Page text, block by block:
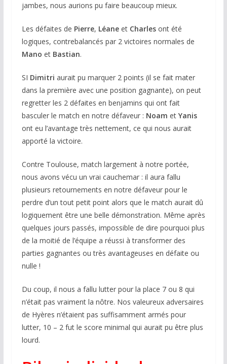
jambes, nous aurions pu faire beaucoup mieux.
Les défaites de Pierre, Léaneet Charlesont été
logiques, contrebalancés par 2 victoires normales de
Mano et Bastian.
SI Dimitri aurait pu marquer 2 points (il se fait mater
dans la première avec une position gagnante), on peut
regretter les 2 défaites en benjamins qui ont fait
basculer le match en notre défaveur : Noam et Yanis
ont eu l’avantage très nettement, ce qui nous aurait
apporté la victoire.
Contre Toulouse, match largement à notre portée,
nous avons vécu un vrai cauchemar : il aura fallu
plusieurs retournements en notre défaveur pour le
perdre d’un tout petit point alors que le match aurait dû
logiquement être une belle démonstration. Même après
quelques jours passés, impossible de dire pourquoi plus
de la moitié de l’équipe a réussi à transformer des
parties gagnantes ou très avantageuses en défaite ou
nulle !
Du coup, il nous a fallu lutter pour la place 7 ou 8 qui
n’était pas vraiment la nôtre. Nos valeureux adversaires
de Hyères n’étaient pas suffisamment armés pour
lutter, 10 – 2 fut le score minimal qui aurait pu être plus
lourd.